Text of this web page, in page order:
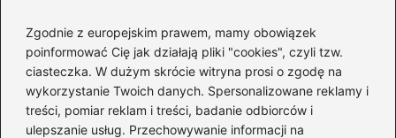
Zgodnie z europejskim prawem, mamy obowiązek
poinformować Cię jak działają pliki "cookies", czyli tzw.
ciasteczka. W dużym skrócie witryna prosi o zgodę na
wykorzystanie Twoich danych. Spersonalizowane reklamy i
treści, pomiar reklam i treści, badanie odbiorców i
ulepszanie usług. Przechowywanie informacji na
Czy można włożyć styropian do
mikrofalówki? Przewodnik po
bezpiecznym użytkowaniu sprzętu
kuchennego